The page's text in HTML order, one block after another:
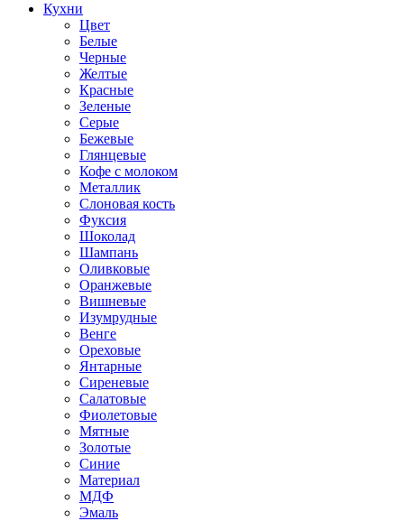
Кухни
Цвет
Белые
Черные
Желтые
Красные
Зеленые
Серые
Бежевые
Глянцевые
Кофе с молоком
Металлик
Слоновая кость
Фуксия
Шоколад
Шампань
Оливковые
Оранжевые
Вишневые
Изумрудные
Венге
Ореховые
Янтарные
Сиреневые
Салатовые
Фиолетовые
Мятные
Золотые
Синие
Материал
МДФ
Эмаль